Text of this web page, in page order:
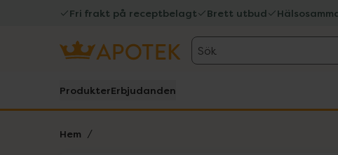
Fri frakt på receptbelagt Brett utbud
Sök
ProdukterErbjudanden
Hem